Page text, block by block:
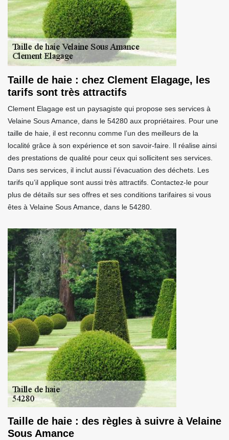
Taille de haie : chez Clement Elagage, les
tarifs sont très attractifs
Clement Elagage est un paysagiste qui propose ses services à
Velaine Sous Amance, dans le 54280 aux propriétaires. Pour une
taille de haie, il est reconnu comme l’un des meilleurs de la
localité grâce à son expérience et son savoir-faire. Il réalise ainsi
des prestations de qualité pour ceux qui sollicitent ses services.
Dans ses services, il inclut aussi l’évacuation des déchets. Les
tarifs qu’il applique sont aussi très attractifs. Contactez-le pour
plus de détails sur ses offres et ses conditions tarifaires si vous
êtes à Velaine Sous Amance, dans le 54280.
Taille de haie : des règles à suivre à Velaine
Sous Amance